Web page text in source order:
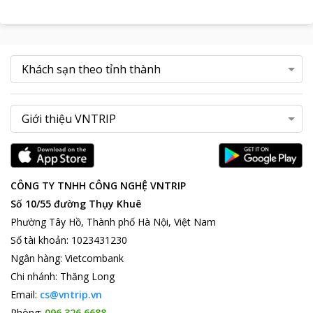
CÔNG TY TNHH CÔNG NGHỆ VNTRIP
Số 10/55 đường Thụy Khuê
Phường Tây Hồ, Thành phố Hà Nội, Việt Nam
Số tài khoản: 1023431230
Ngân hàng: Vietcombank
Chi nhánh: Thăng Long
Email: cs@vntrip.vn